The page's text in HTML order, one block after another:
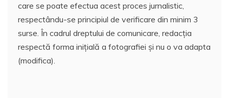
care se poate efectua acest proces jurnalistic,
respectându-se principiul de verificare din minim 3
surse. În cadrul dreptului de comunicare, redacția
respectă forma inițială a fotografiei și nu o va adapta
(modifica).